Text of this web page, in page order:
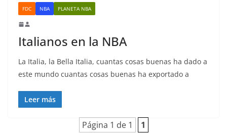
FDC NBA PLANETA NBA
Italianos en la NBA
La Italia, la Bella Italia, cuantas cosas buenas ha dado a
este mundo cuantas cosas buenas ha exportado a
Leer más
Página 1 de 1 1